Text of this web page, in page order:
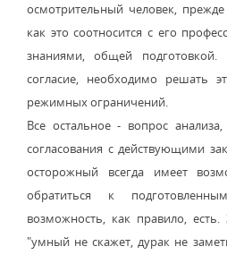
осмотрительный человек,
как это соотносится с его
знаниями, общей
согласие, необходимо решать
режимных ограничений.
Все остальное - вопрос
согласования с действующими
осторожный всегда имеет
обратиться к
возможность, как правило,
"умный не скажет, дурак не